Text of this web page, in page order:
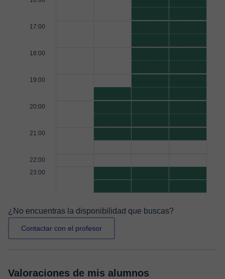
17:00
18:00
19:00
20:00
21:00
22:00
23:00
¿No encuentras la disponibilidad que buscas?
Contactar con el profesor
Valoraciones de mis alumnos